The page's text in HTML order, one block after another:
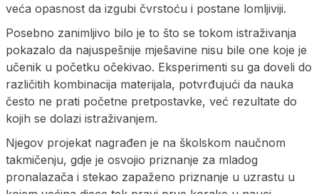
veća opasnost da izgubi čvrstoću i postane lomljiviji.
Posebno zanimljivo bilo je to što se tokom istraživanja
pokazalo da najuspešnije mješavine nisu bile one koje je
učenik u početku očekivao. Eksperimenti su ga doveli do
različitih kombinacija materijala, potvrđujući da nauka
često ne prati početne pretpostavke, već rezultate do
kojih se dolazi istraživanjem.
Njegov projekat nagrađen je na školskom naučnom
takmičenju, gdje je osvojio priznanje za mladog
pronalazača i stekao zapaženo priznanje u uzrastu u